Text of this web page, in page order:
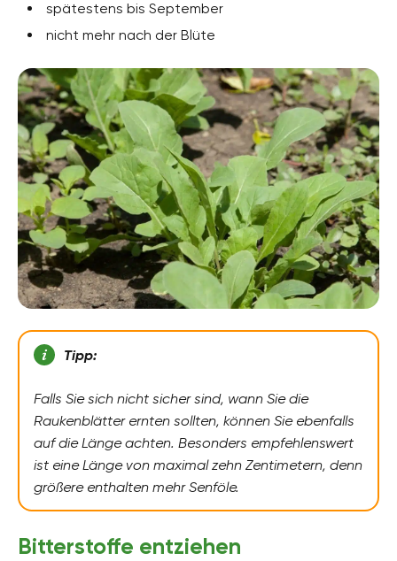
spätestens bis September
nicht mehr nach der Blüte
Tipp:
Falls Sie sich nicht sicher sind, wann Sie die
Raukenblätter ernten sollten, können Sie ebenfalls
auf die Länge achten. Besonders empfehlenswert
ist eine Länge von maximal zehn Zentimetern, denn
größere enthalten mehr Senföle.
Bitterstoffe entziehen